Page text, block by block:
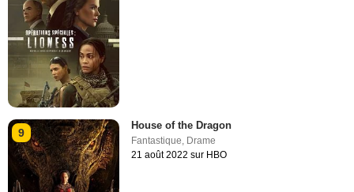
9
House of the Dragon
Fantastique, Drame
21 août 2022 sur HBO